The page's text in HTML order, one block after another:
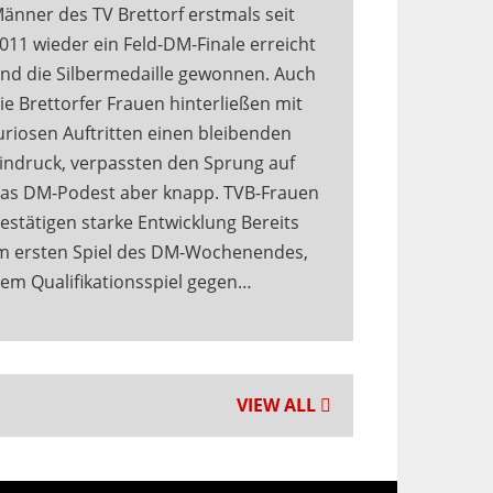
des TV Brettorf erstmals seit
wieder ein Feld-DM-Finale erreicht
die Silbermedaille gewonnen. Auch
Brettorfer Frauen hinterließen mit
Auftritten einen bleibenden
verpassten den Sprung auf
DM-Podest aber knapp. TVB-Frauen
starke Entwicklung Bereits
ersten Spiel des DM-Wochenendes,
Qualifikationsspiel gegen…
VIEW ALL